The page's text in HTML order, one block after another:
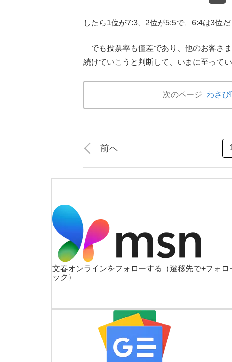
したら1位が7:3、2位が5:5で、6:4は3位だ
でも投票率も僅差であり、他のお客さ
続けていこうと判断して、いまに至ってい
次のページ わさ
前へ
文春オンラインをフォローする
（遷移先で+フォロ
ック）